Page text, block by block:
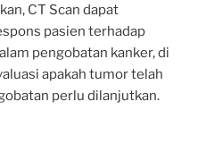
CT Scan dapat
pasien terhadap
pengobatan kanker, di
apakah tumor telah
perlu dilanjutkan.